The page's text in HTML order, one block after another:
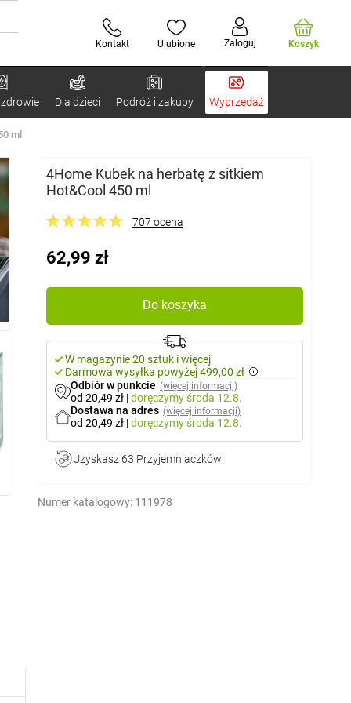
Kontakt Ulubione Zaloguj Koszyk
Dla dzieci Podróż i zakupy Wyprzedaż
ml
4Home Kubek na herbatę z sitkiem
Hot&Cool 450 ml
707 ocena
62,99 zł
Do koszyka
W magazynie 20 sztuk i więcej
Darmowa wysyłka powyżej 499,00 zł
Odbiór w punkcie (więcej informacji)
od 20,49 zł |doręczymyśroda 12.8.
Dostawa na adres (więcej informacji)
od 20,49 zł |doręczymyśroda 12.8.
Uzyskasz 63 Przyjemniaczków
Numer katalogowy: 111978